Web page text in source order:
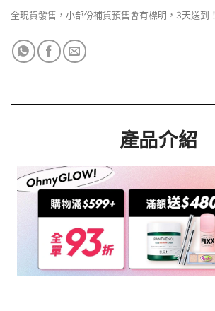
全現貨發售，小部份補貨預售會有標明，3天送到！
產品介紹